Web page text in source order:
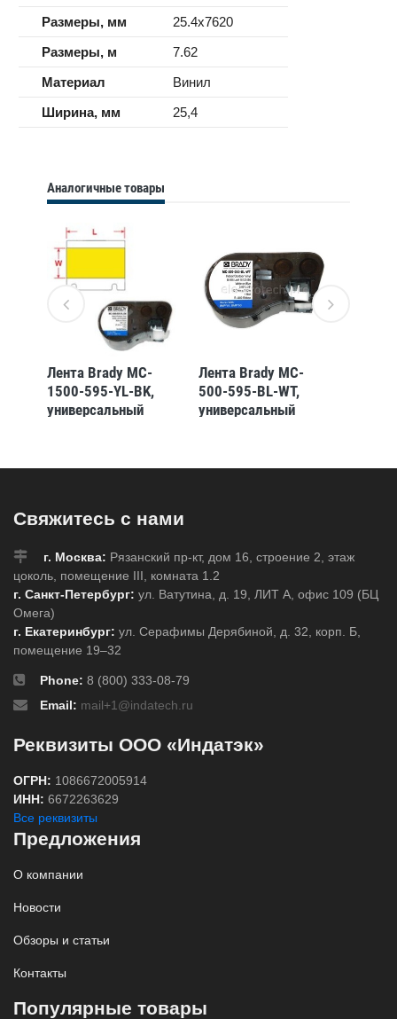
Размеры, мм
25.4x7620
Размеры, м
7.62
Материал
Винил
Ширина, мм
25,4
Аналогичные товары
Лента Brady MC-
1500-595-YL-BK,
универсальный
* 7,62 м (BMP51/53)
Лента Brady MC-
500-595-BL-WT,
универсальный
7,62 м
Свяжитесь с нами
г. Москва: Рязанский пр-кт, дом 16, строение 2, этаж
цоколь, помещение III, комната 1.2
г. Санкт-Петербург: ул. Ватутина, д. 19, ЛИТ А, офис 109 (БЦ
Омега)
г. Екатеринбург: ул. Серафимы Дерябиной, д. 32, корп. Б,
помещение 19–32
Phone: 8 (800) 333-08-79
Email: mail+1@indatech.ru
Реквизиты ООО «Индатэк»
ОГРН: 1086672005914
ИНН: 6672263629
Все реквизиты
Предложения
О компании
Новости
Обзоры и статьи
Контакты
Популярные товары